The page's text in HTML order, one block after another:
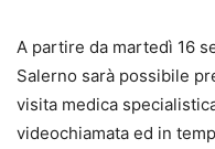
A partire da martedì 16
Salerno sarà possibile
visita medica
videochiamata ed in